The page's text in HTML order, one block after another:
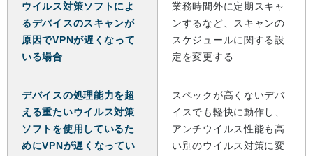
ウイルス対策ソフトによ
るデバイスのスキャンが
原因でVPNが遅くなって
いる場合
業務時間外に定期スキャ
ンするなど、スキャンの
スケジュールに関する設
定を変更する
デバイスの処理能力を超
える重たいウイルス対策
ソフトを使用しているた
めにVPNが遅くなってい
スペックが高くないデバ
イスでも軽快に動作し、
アンチウイルス性能も高
い別のウイルス対策に変